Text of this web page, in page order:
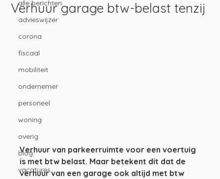
alle berichten
advieswijzer
corona
fiscaal
mobiliteit
ondernemer
personeel
woning
overig
blog
vacatures
Verhuur garage btw-belast tenzij
Verhuur van parkeerruimte voor een voertuig
is met btw belast. Maar betekent dit dat de
verhuur van een garage ook altijd met btw